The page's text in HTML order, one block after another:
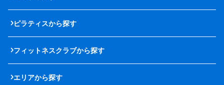
ピラティスから探す
フィットネスクラブから探す
エリアから探す